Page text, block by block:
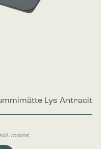
Lys Antracit
moms